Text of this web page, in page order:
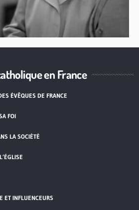
en France
ÉVÊQUES DE FRANCE
FOI
LA SOCIÉTÉ
ET INFLUENCEURS